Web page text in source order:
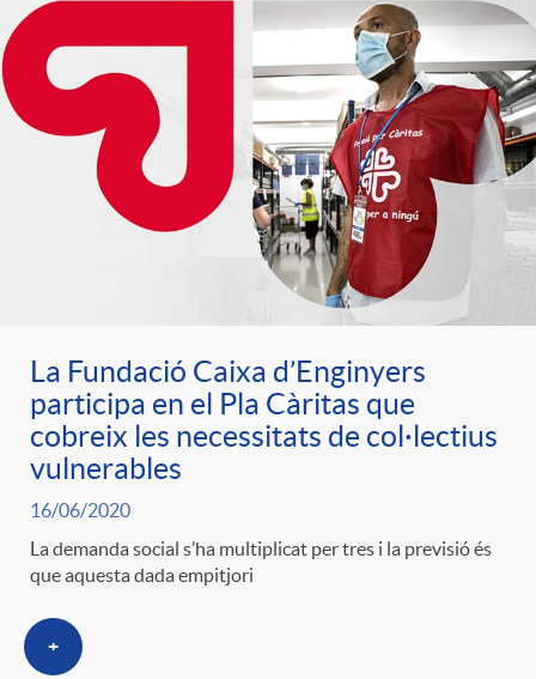
s
La Fundació Caixa d’Enginyers
participa en el Pla Càritas que
cobreix les necessitats de col·lectius
vulnerables
16/06/2020
La demanda social s’ha multiplicat per tres i la previsió és
que aquesta dada empitjori
+